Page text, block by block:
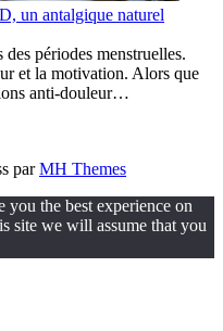
un antalgique naturel
périodes menstruelles.
et la motivation. Alors que
anti-douleur…
parMH Themes
you the best experience on
site we will assume that you